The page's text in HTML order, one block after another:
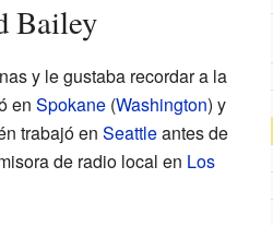
Bailey
y le gustaba recordar a la
en Spokane(Washington) y
trabajó en Seattleantes de
de radio local en Los